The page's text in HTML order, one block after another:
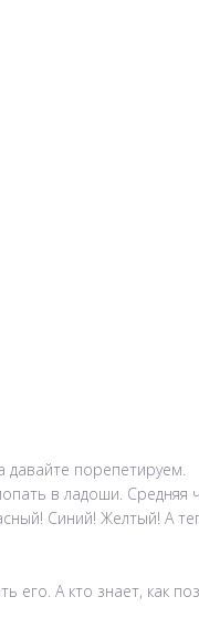
давайте порепетируем.
в ладоши.
Синий! Желтый! А
его. А кто знает, как